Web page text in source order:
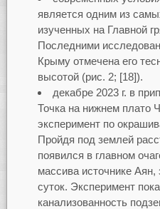
является одним из
изученных на Главной
Последними
Крыму отмечена его
высотой (рис. 2; [18]).
декабре 2023 г. в
Точка на нижнем плато
эксперимент по
Пройдя под землей
появился в главном
массива источнике Аян,
суток. Эксперимент
канализованность